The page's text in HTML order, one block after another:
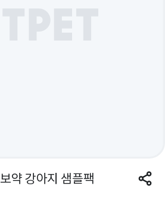
약 강아지 샘플팩